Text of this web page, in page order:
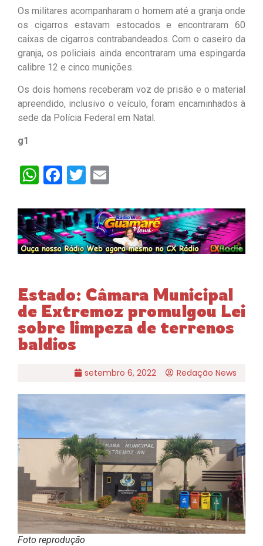
Os militares acompanharam o homem até a granja onde
os cigarros estavam estocados e encontraram 60
caixas de cigarros contrabandeados. Com o caseiro da
granja, os policiais ainda encontraram uma espingarda
calibre 12 e cinco munições.
Os dois homens receberam voz de prisão e o material
apreendido, inclusivo o veículo, foram encaminhados à
sede da Polícia Federal em Natal.
g1
WhatsApp
Facebook
Twitter
Estado: Câmara Municipal
de Extremoz promulgou Lei
sobre limpeza de terrenos
baldios
setembro 6, 2022 Redação News
Foto reprodução